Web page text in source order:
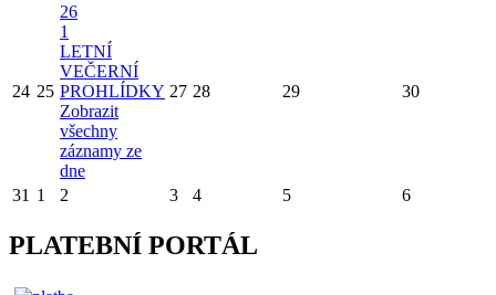
24 25
26
1
LETNÍ
VEČERNÍ
PROHLÍDKY
Zobrazit
všechny
záznamy ze
dne
27 28 29 30
31 1 2 3 4 5 6
PLATEBNÍ PORTÁL